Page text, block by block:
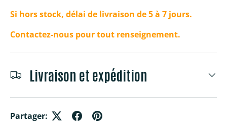
Si hors stock, délai de livraison de 5 à 7 jours.
Contactez-nous pour tout renseignement.
Livraison et expédition
Partager: